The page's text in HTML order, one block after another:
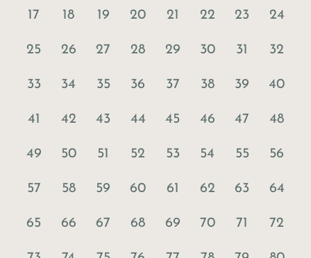
17 18 19 20 21 22 23 24
25 26 27 28 29 30 31 32
33 34 35 36 37 38 39 40
41 42 43 44 45 46 47 48
49 50 51 52 53 54 55 56
57 58 59 60 61 62 63 64
65 66 67 68 69 70 71 72